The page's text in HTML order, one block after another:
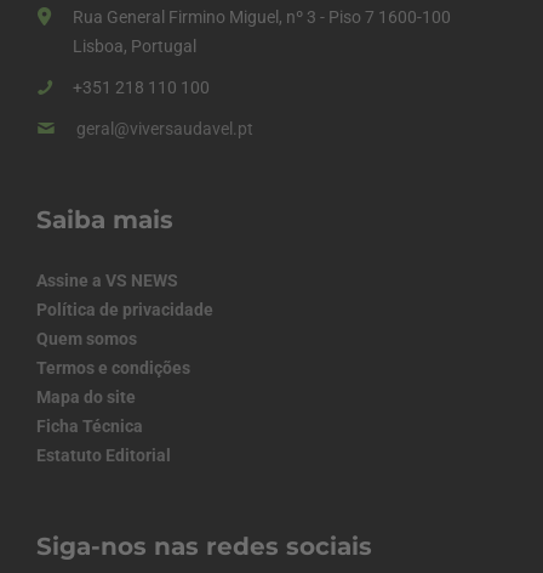
Rua General Firmino Miguel, nº 3 - Piso 7 1600-100
Lisboa, Portugal
+351 218 110 100
geral@viversaudavel.pt
Saiba mais
Assine a VS NEWS
Política de privacidade
Quem somos
Termos e condições
Mapa do site
Ficha Técnica
Estatuto Editorial
Siga-nos nas redes sociais